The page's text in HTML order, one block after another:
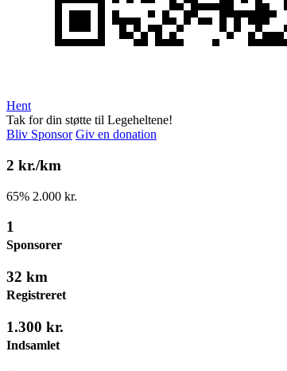
Hent
Tak for din støtte til Legeheltene!
Bliv Sponsor Giv en donation
2 kr./km
65% 2.000 kr.
1
Sponsorer
32 km
Registreret
1.300 kr.
Indsamlet